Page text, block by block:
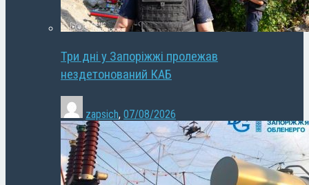
Три дні у Запоріжжі пролежав
нездетонований КАБ
zapsich, 07/08/2026